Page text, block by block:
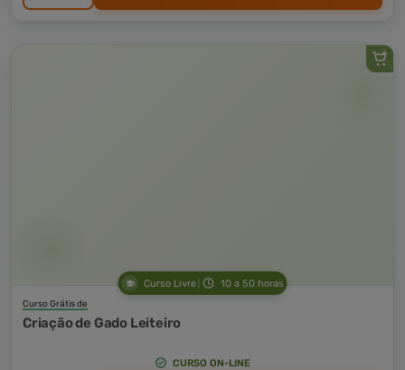
Curso Livre 10 a 50 horas
Curso Grátis de
Criação de Gado Leiteiro
CURSO ON-LINE